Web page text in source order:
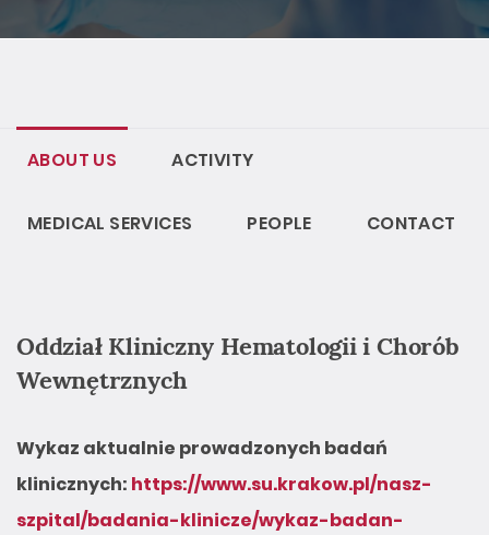
ABOUT US ACTIVITY
MEDICAL SERVICES PEOPLE CONTACT
Oddział Kliniczny Hematologiii Chorób
Wewnętrznych
Wykaz aktualnie prowadzonych badań
klinicznych: https://www.su.krakow.pl/nasz-
szpital/badania-klinicze/wykaz-badan-